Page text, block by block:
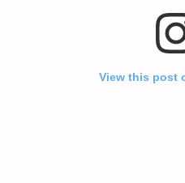
View this post